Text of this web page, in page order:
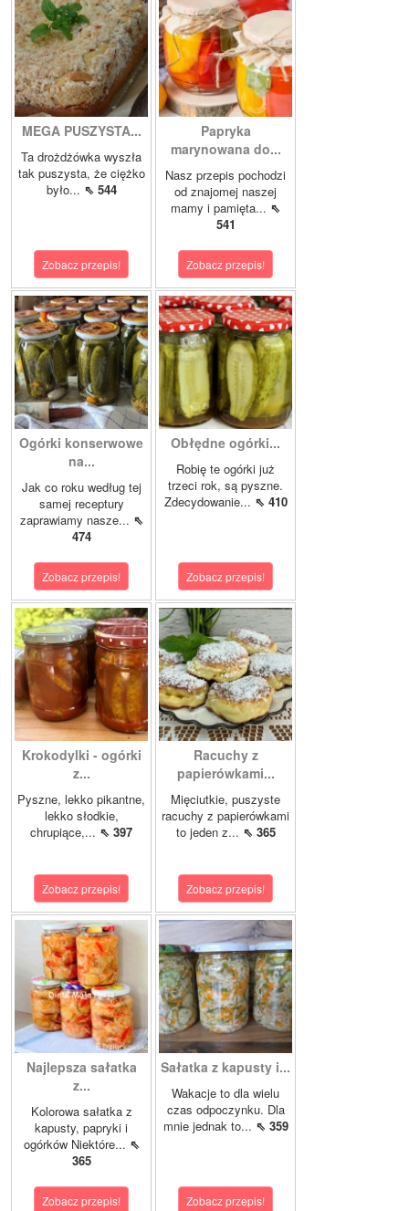
MEGA PUSZYSTA...
Ta drożdżówka wyszła
tak puszysta, że ciężko
było... ⇖ 544
Zobacz przepis!
Papryka
marynowana do...
Nasz przepis pochodzi
od znajomej naszej
mamy i pamięta... ⇖
541
Zobacz przepis!
Ogórki konserwowe
na...
Jak co roku według tej
samej receptury
zaprawiamy nasze... ⇖
474
Zobacz przepis!
Obłędne ogórki...
Robię te ogórki już
trzeci rok, są pyszne.
Zdecydowanie... ⇖ 410
Zobacz przepis!
Krokodylki - ogórki
z...
Pyszne, lekko pikantne,
lekko słodkie,
chrupiące,... ⇖ 397
Zobacz przepis!
Racuchy z
papierówkami...
Mięciutkie, puszyste
racuchy z papierówkami
to jeden z... ⇖ 365
Zobacz przepis!
Najlepsza sałatka
z...
Kolorowa sałatka z
kapusty, papryki i
ogórków Niektóre... ⇖
365
Zobacz przepis!
Sałatka z kapusty i...
Wakacje to dla wielu
czas odpoczynku. Dla
mnie jednak to... ⇖ 359
Zobacz przepis!